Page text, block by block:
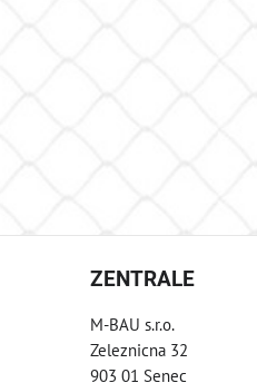
ZENTRALE
M-BAU s.r.o.
Zeleznicna 32
903 01 Senec